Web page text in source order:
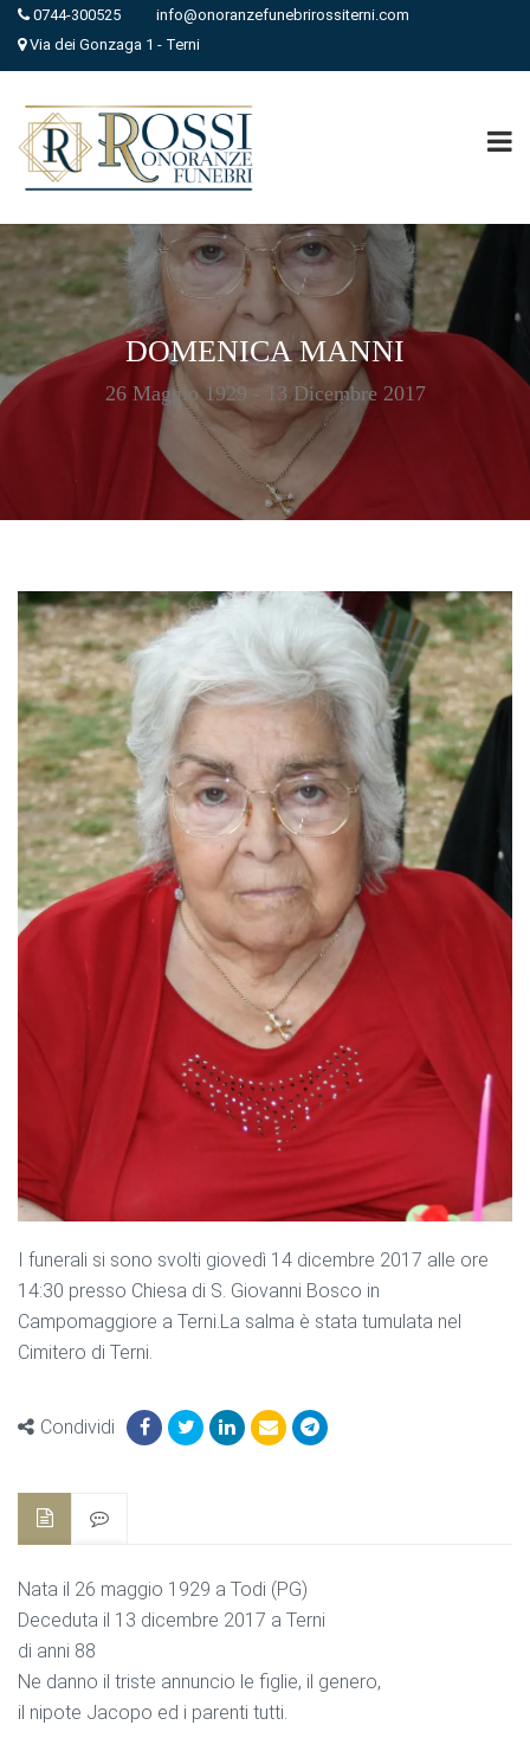
0744-300525
info@onoranzefunebrirossiterni.com
Via dei Gonzaga 1 - Terni
DOMENICA MANNI
26 Maggio 1929 - 13 Dicembre 2017
I funerali si sono svolti giovedì 14 dicembre 2017 alle ore
14:30 presso Chiesa di S. Giovanni Bosco in
Campomaggiore a Terni.La salma è stata tumulata nel
Cimitero di Terni.
Condividi
Nata il 26 maggio 1929 a Todi (PG)
Deceduta il 13 dicembre 2017 a Terni
di anni 88
Ne danno il triste annuncio le figlie, il genero,
il nipote Jacopo ed i parenti tutti.